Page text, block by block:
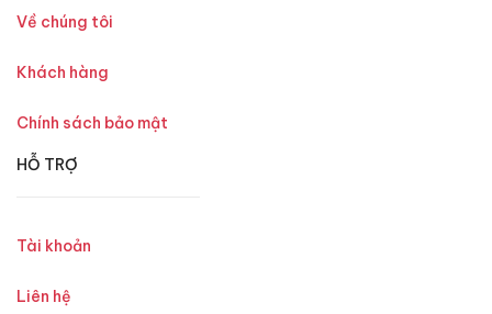
Về chúng tôi
Khách hàng
Chính sách bảo mật
HỖ TRỢ
Tài khoản
Liên hệ